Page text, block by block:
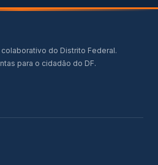
do Distrito Federal.
para o cidadão do DF.